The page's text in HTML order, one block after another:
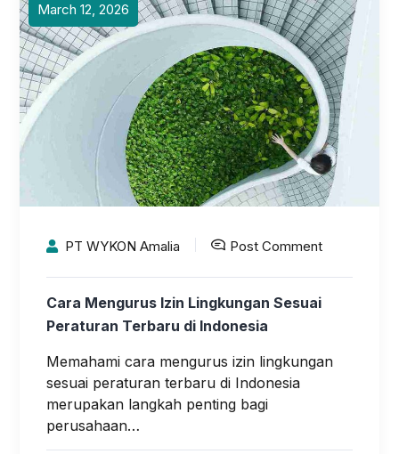
March 12, 2026
PT WYKON Amalia Post Comment
Cara Mengurus Izin Lingkungan Sesuai
Peraturan Terbaru di Indonesia
Memahami cara mengurus izin lingkungan
sesuai peraturan terbaru di Indonesia
merupakan langkah penting bagi
perusahaan…